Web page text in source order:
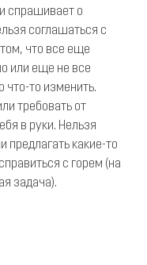
спрашивает о
соглашаться с
что все еще
или еще не все
что-то изменить.
требовать от
в руки. Нельзя
предлагать какие-то
с горем (на
задача).